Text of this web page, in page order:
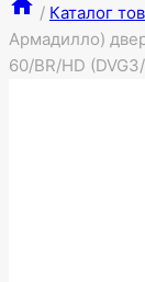
/ Каталог
Армадилло)
60/BR/HD